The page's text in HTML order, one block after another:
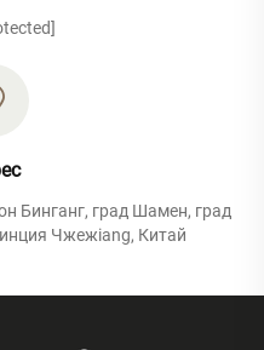
Бинганг, град Шамен, град
Чжежiang, Китай